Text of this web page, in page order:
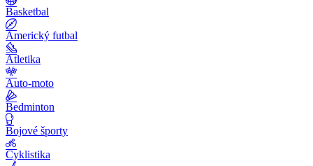
Basketbal
Americký futbal
Atletika
Auto-moto
Bedminton
Bojové športy
Cyklistika